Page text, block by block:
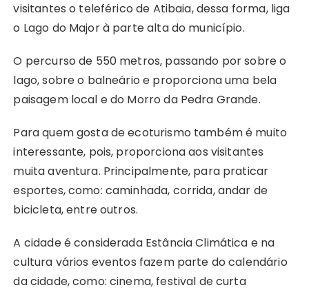
visitantes o teleférico de Atibaia, dessa forma, liga
o Lago do Major à parte alta do município.
O percurso de 550 metros, passando por sobre o
lago, sobre o balneário e proporciona uma bela
paisagem local e do Morro da Pedra Grande.
Para quem gosta de ecoturismo também é muito
interessante, pois, proporciona aos visitantes
muita aventura. Principalmente, para praticar
esportes, como: caminhada, corrida, andar de
bicicleta, entre outros.
A cidade é considerada Estância Climática e na
cultura vários eventos fazem parte do calendário
da cidade, como: cinema, festival de curta